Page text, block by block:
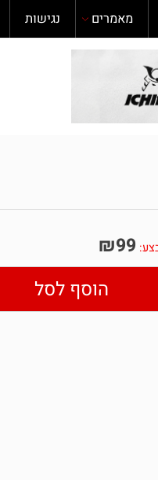
מאמרים נגישות
₪99
הוסף לסל